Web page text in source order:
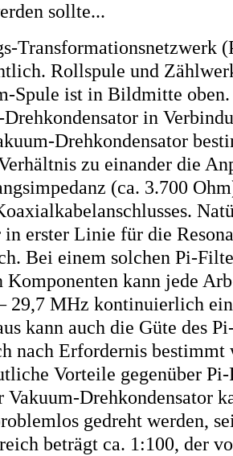
sollte...
Transformationsnetzwerk
Rollspule und
Spule ist in Bildmitte
in
Drehkondensator
zu einander die
(ca. 3.700
in erster Linie für die
Bei einem solchen Pi-
Komponenten kann jede
29,7 MHz kontinuierlich
kann auch die Güte des
nach Erfordernis bestimmt
Vorteile gegenüber
Vakuum-Drehkondensator
gedreht werden,
beträgt ca. 1:100, der